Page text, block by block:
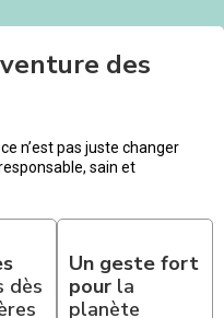
des
n’est pas juste changer
sain et
dès
Un geste fort
pour la
planète